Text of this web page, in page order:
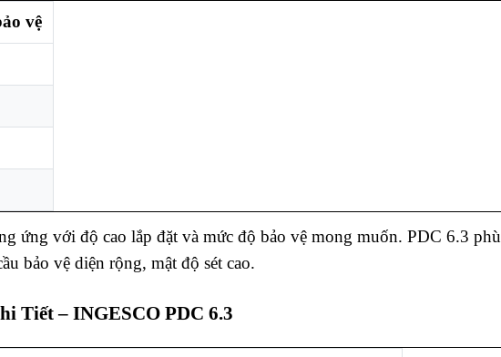
vệ
ứng với độ cao lắp đặt và mức độ bảo vệ mong muốn. PDC 6.3 phù
bảo vệ diện rộng, mật độ sét cao.
Tiết – INGESCO PDC 6.3